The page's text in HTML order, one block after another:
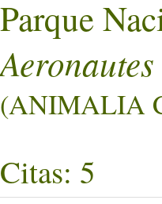
Parque
(ANIMALIA
Citas: 5